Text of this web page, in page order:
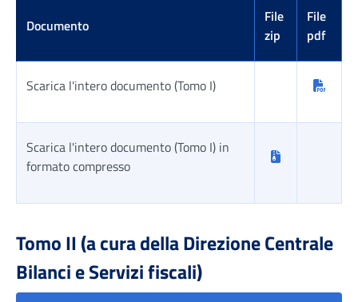
Documento
File
zip
File
pdf
Scarica l'intero documento (Tomo I)
Scarica l'intero documento (Tomo I) in
formato compresso
Tomo II (a cura della Direzione Centrale
Bilanci e Servizi fiscali)